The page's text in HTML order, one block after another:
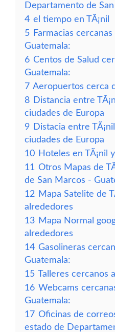
Departamento de
4 el tiempo en TÃ¡nil
5 Farmacias cercanas
Guatemala:
6 Centos de Salud
Guatemala:
7 Aeropuertos cerca
8 Distancia entre
ciudades de Europa
9 Distacia entre
ciudades de Europa
10 Hoteles en TÃ¡nil
11 Otros Mapas de
de San Marcos -
12 Mapa Satelite de
alrededores
13 Mapa Normal
alrededores
14 Gasolineras
Guatemala:
15 Talleres cercanos
16 Webcams
Guatemala:
17 Oficinas de
estado de